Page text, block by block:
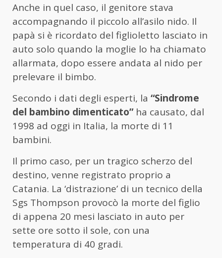
Anche in quel caso, il genitore stava
accompagnando il piccolo all’asilo nido. Il
papà si è ricordato del figlioletto lasciato in
auto solo quando la moglie lo ha chiamato
allarmata, dopo essere andata al nido per
prelevare il bimbo.
Secondo i dati degli esperti, la “Sindrome
del bambino dimenticato”ha causato, dal
1998 ad oggi in Italia, la morte di 11
bambini.
Il primo caso, per un tragico scherzo del
destino, venne registrato proprio a
Catania. La ‘distrazione’ di un tecnico della
Sgs Thompson provocò la morte del figlio
di appena 20 mesi lasciato in auto per
sette ore sotto il sole, con una
temperatura di 40 gradi.